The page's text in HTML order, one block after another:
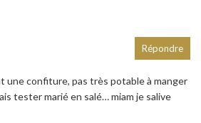
une confiture, pas très potable à manger
tester marié en salé… miam je salive
Répondre